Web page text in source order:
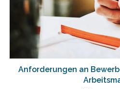
Anforderungen an